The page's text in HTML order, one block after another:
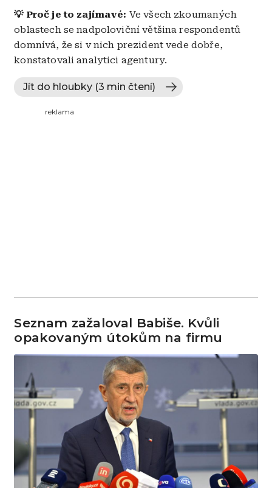
💡 Proč je to zajímavé: Ve všech zkoumaných
oblastech se nadpoloviční většina respondentů
domnívá, že si v nich prezident vede dobře,
konstatovali analytici agentury.
Jít do hloubky (3 min čtení)
reklama
Seznam zažaloval Babiše. Kvůli
opakovaným útokům na firmu